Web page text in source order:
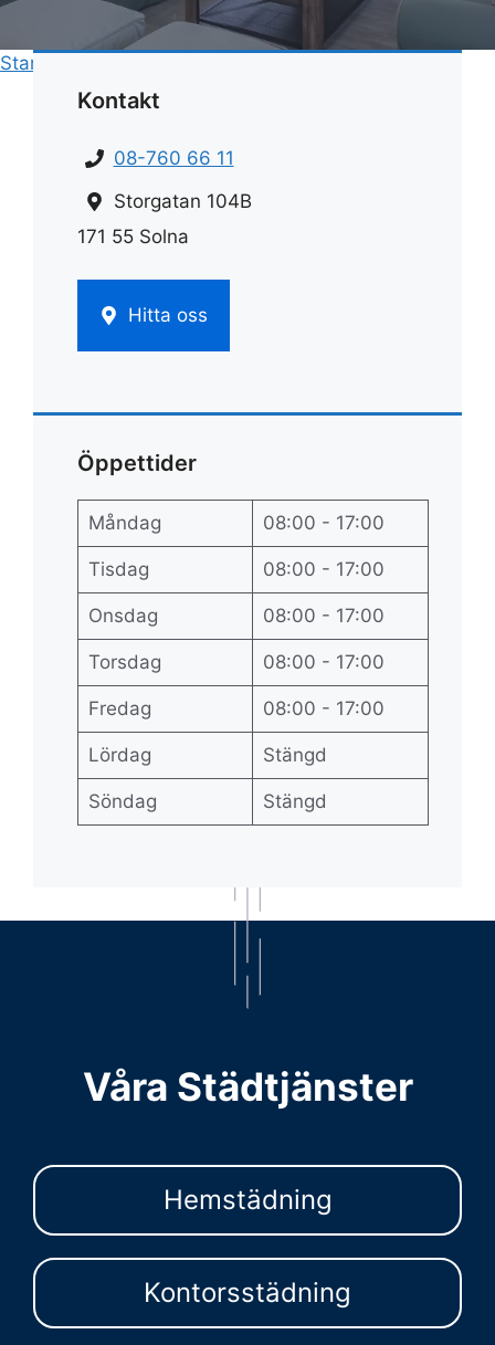
Start
Kontakt
08-760 66 11
Storgatan 104B
171 55 Solna
Hitta oss
Öppettider
Måndag 08:00 - 17:00
Tisdag 08:00 - 17:00
Onsdag 08:00 - 17:00
Torsdag 08:00 - 17:00
Fredag 08:00 - 17:00
Lördag Stängd
Söndag Stängd
Våra Städtjänster
Hemstädning
Kontorsstädning